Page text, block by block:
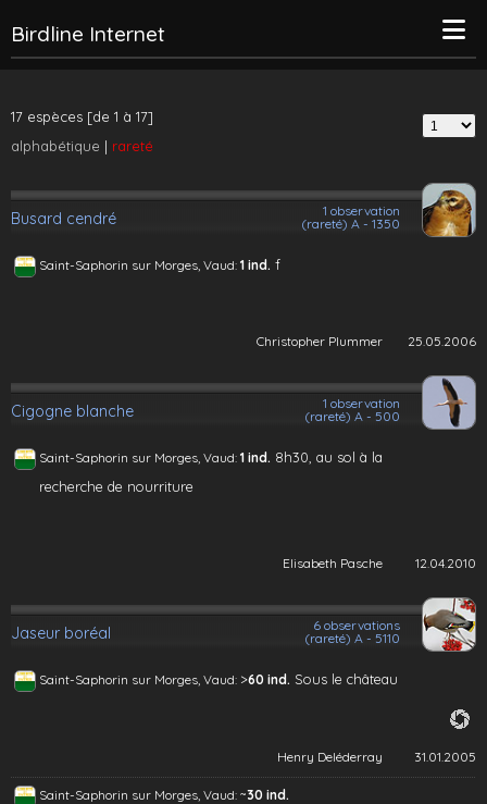
Birdline Internet
17 espèces [de 1 à 17]
alphabétique | rareté
Busard cendré
1 observation
(rareté) A - 1350
Saint-Saphorin sur Morges, Vaud: 1 ind. f
Christopher Plummer 25.05.2006
Cigogne blanche
1 observation
(rareté) A - 500
Saint-Saphorin sur Morges, Vaud: 1 ind. 8h30, au sol à la
recherche de nourriture
Elisabeth Pasche 12.04.2010
Jaseur boréal
6 observations
(rareté) A - 5110
Saint-Saphorin sur Morges, Vaud: >60 ind. Sous le château
Henry Deléderray 31.01.2005
Saint-Saphorin sur Morges, Vaud: ~30 ind.